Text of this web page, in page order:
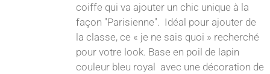
coiffe qui va ajouter un chic unique à la
façon "Parisienne". Idéal pour ajouter de
la classe, ce « je ne sais quoi » recherché
pour votre look. Base en poil de lapin
couleur bleu royal avec une décoration de